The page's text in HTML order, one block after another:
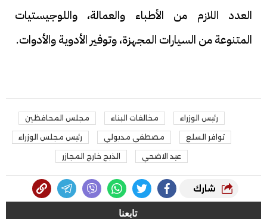
العدد اللازم من الأطباء والعمالة، واللوجيستيات
المتنوعة من السيارات المجهزة، وتوفير الأدوية والأدوات.
رئيس الوزراء مخالفات البناء مجلس المحافظين
توافر السلع مصطفى مدبولي رئيس مجلس الوزراء
عيد الاضحي الذبح خارج المجازر
شارك
تابعنا